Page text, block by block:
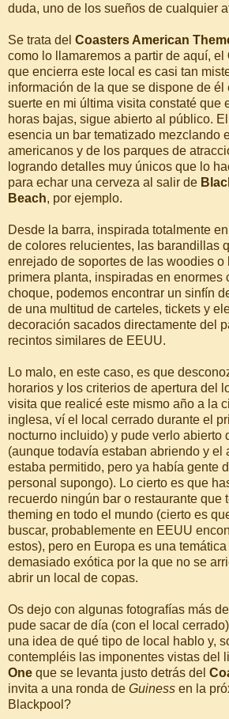
duda, uno de los sueños de cualquier
Se trata del Coasters American
como lo llamaremos a partir de aquí, el
que encierra este local es casi tan
información de la que se dispone de él
suerte en mi última visita constaté que
horas bajas, sigue abierto al público. El
esencia un bar tematizado mezclando
americanos y de los parques de
logrando detalles muy únicos que lo
para echar una cerveza al salir de
Beach, por ejemplo.
Desde la barra, inspirada totalmente
de colores relucientes, las barandillas
enrejado de soportes de las woodies o
primera planta, inspiradas en enormes
choque, podemos encontrar un sinfín
de una multitud de carteles, tickets y
decoración sacados directamente del
recintos similares de EEUU.
Lo malo, en este caso, es que
horarios y los criterios de apertura del
visita que realicé este mismo año a la
inglesa, ví el local cerrado durante el
nocturno incluido) y pude verlo abierto
(aunque todavía estaban abriendo y el
estaba permitido, pero ya había gente
personal supongo). Lo cierto es que
recuerdo ningún bar o restaurante que
theming en todo el mundo (cierto es
buscar, probablemente en EEUU
estos), pero en Europa es una
demasiado exótica por la que no se
abrir un local de copas.
Os dejo con algunas fotografías más
pude sacar de día (con el local
una idea de qué tipo de local hablo y,
contempléis las imponentes vistas del
One que se levanta justo detrás del
invita a una ronda de Guiness en la
Blackpool?